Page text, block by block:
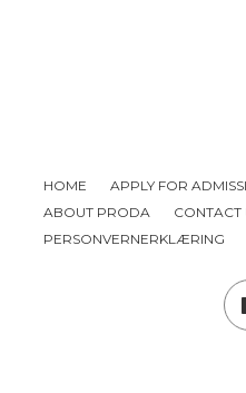
HOME
APPLY FOR
ABOUT PRODA
CONTACT
PERSONVERNERKLÆRING